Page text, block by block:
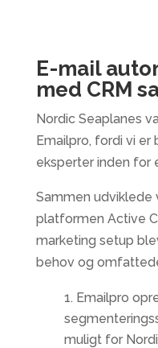
E-mail
med CRM
Nordic Seaplanes
Emailpro, fordi vi
eksperter inden for
Sammen udviklede
platformen Active
marketing setup
behov og
Emailpro
muligt for